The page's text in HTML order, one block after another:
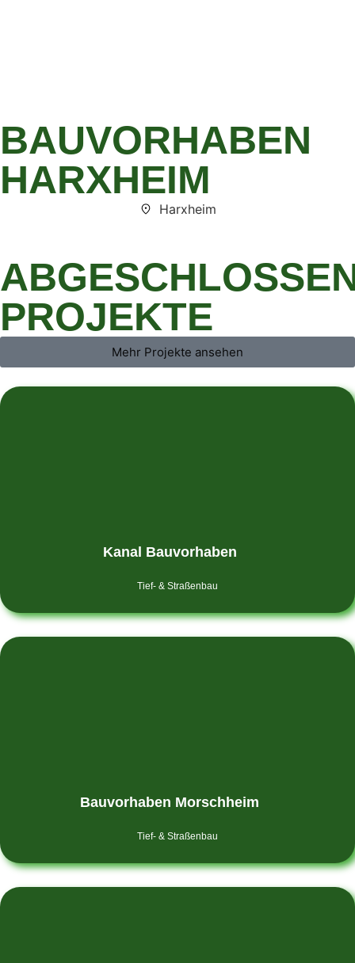
BAUVORHABEN
HARXHEIM
Harxheim
PROJEKTE
Mehr Projekte ansehen
Kanal Bauvorhaben
Tief- & Straßenbau
Bauvorhaben Morschheim
Tief- & Straßenbau